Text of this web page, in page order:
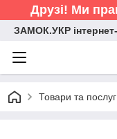
Друзі! Ми
ЗАМОК.УКР
Товари та